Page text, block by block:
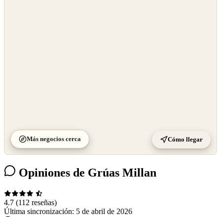
Más negocios cerca Cómo llegar
Opiniones de Grúas Millan
4.7 (112 reseñas)
Última sincronización: 5 de abril de 2026